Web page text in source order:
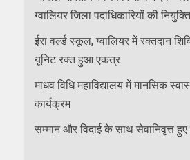
ग्वालियर जिला पदाधिकारियों की नियुक्ति
ईरा वर्ल्ड स्कूल, ग्वालियर में रक्तदान
यूनिट रक्त हुआ एकत्र
माधव विधि महाविद्यालय में मानसिक
कार्यक्रम
सम्मान और विदाई के साथ सेवानिवृत्त हुए